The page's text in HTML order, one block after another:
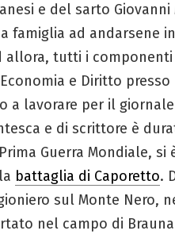
e del sarto Giovanni
famiglia ad andarsene
allora, tutti i componenti
e Diritto presso
a lavorare per il
e di scrittore è
Guerra Mondiale,
battaglia di Caporetto.
sul Monte Nero,
nel campo di